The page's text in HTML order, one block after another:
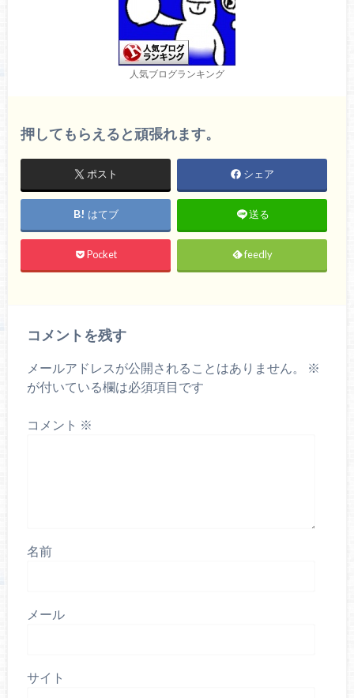
人気ブログランキング
押してもらえると頑張れます。
ポスト シェア
はてブ 送る
Pocket feedly
コメントを残す
メールアドレスが公開されることはありません。
※
が付いている欄は必須項目です
コメント ※
名前
メール
サイト